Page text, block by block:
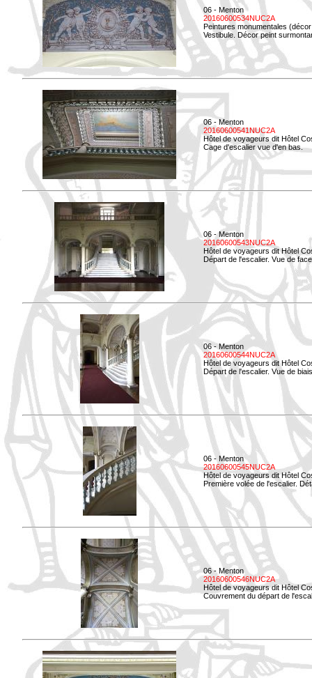
06 - Menton
20160600534NUC2A
Peintures monumentales
Vestibule. Décor peint
06 - Menton
20160600541NUC2A
Hôtel de voyageurs dit Hôtel
Cage d'escalier vue d'en bas.
06 - Menton
20160600543NUC2A
Hôtel de voyageurs dit Hôtel
Départ de l'escalier. Vue de
06 - Menton
20160600544NUC2A
Hôtel de voyageurs dit Hôtel
Départ de l'escalier. Vue de
06 - Menton
20160600545NUC2A
Hôtel de voyageurs dit Hôtel
Première volée de l'escalier.
06 - Menton
20160600546NUC2A
Hôtel de voyageurs dit Hôtel
Couvrement du départ de